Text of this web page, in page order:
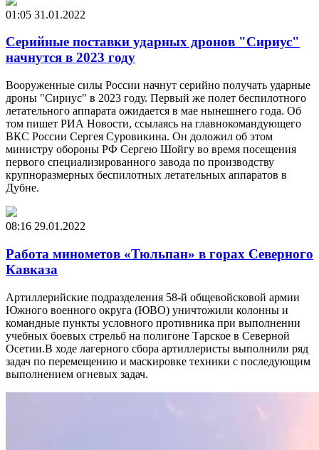
01:05 31.01.2022
Серийные поставки ударных дронов "Сириус"
начнутся в 2023 году
Вооруженные силы России начнут серийно получать ударные
дроны "Сириус" в 2023 году. Первый же полет беспилотного
летательного аппарата ожидается в мае нынешнего года. Об
том пишет РИА Новости, ссылаясь на главнокомандующего
ВКС России Сергея Суровикина. Он доложил об этом
министру обороны РФ Сергею Шойгу во время посещения
первого специализированного завода по производству
крупноразмерных беспилотных летательных аппаратов в
Дубне.
08:16 29.01.2022
Работа минометов «Тюльпан» в горах Северного
Кавказа
Артиллерийские подразделения 58-й общевойсковой армии
Южного военного округа (ЮВО) уничтожили колонны и
командные пункты условного противника при выполнении
учебных боевых стрельб на полигоне Тарское в Северной
Осетии.В ходе лагерного сбора артиллеристы выполнили ряд
задач по перемещению и маскировке техники с последующим
выполнением огневых задач.